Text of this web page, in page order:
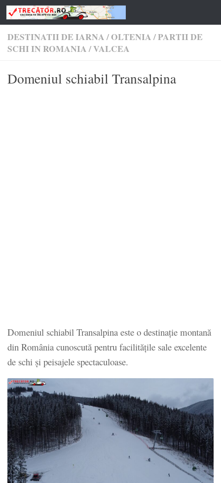
Skip to content
DESTINATII DE IARNA/OLTENIA/PARTII DE
SCHI IN ROMANIA/VALCEA
Domeniul schiabil Transalpina
Domeniul schiabil Transalpina este o destinație montană
din România cunoscută pentru facilitățile sale excelente
de schi și peisajele spectaculoase.